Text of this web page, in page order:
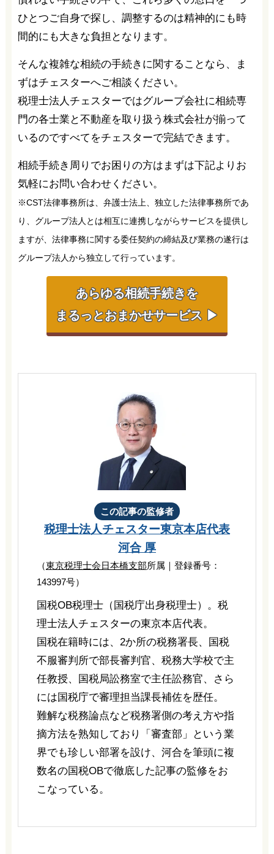
ひとつご自身で探し、調整するのは精神的にも時
間的にも大きな負担となります。
そんな複雑な相続の手続きに関することなら、ま
ずはチェスターへご相談ください。
税理士法人チェスターではグループ会社に相続専
門の各士業と不動産を取り扱う株式会社が揃って
いるのですべてをチェスターで完結できます。
相続手続き周りでお困りの方はまずは下記よりお
気軽にお問い合わせください。
※CST法律事務所は、弁護士法上、独立した法律事務所であ
り、グループ法人とは相互に連携しながらサービスを提供し
ますが、法律事務に関する委任契約の締結及び業務の遂行は
グループ法人から独立して行っています。
あらゆる相続手続きを
まるっとおまかせサービス ▶
この記事の監修者
税理士法人チェスター東京本店代表
河合 厚
（東京税理士会日本橋支部所属｜登録番号：
143997号）
国税OB税理士（国税庁出身税理士）。税
理士法人チェスターの東京本店代表。
国税在籍時には、2か所の税務署長、国税
不服審判所で部長審判官、税務大学校で主
任教授、国税局訟務室で主任訟務官、さら
には国税庁で審理担当課長補佐を歴任。
難解な税務論点など税務署側の考え方や指
摘方法を熟知しており「審査部」という業
界でも珍しい部署を設け、河合を筆頭に複
数名の国税OBで徹底した記事の監修をお
こなっている。